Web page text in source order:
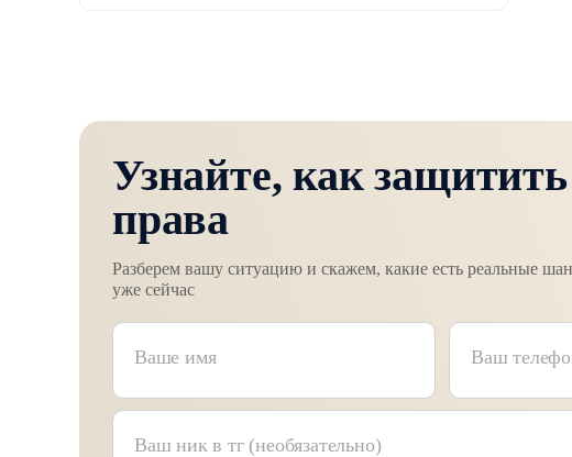
Узнайте, как
права
Разберем вашу ситуацию и скажем, какие есть реальные
уже сейчас
Ваш номер телефона
Ваше текстовое сообщение
Ваше имя Ваш
Ваш ник в тг (необязательно)